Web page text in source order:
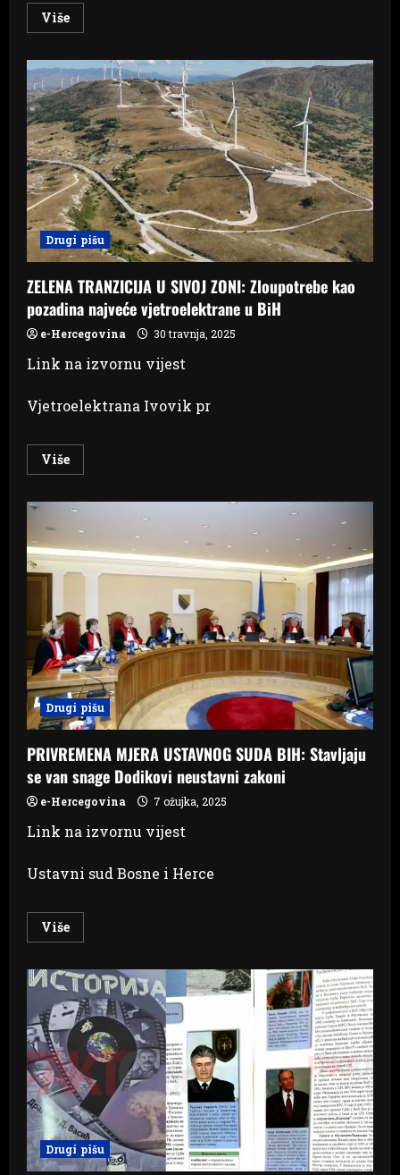
VišeRead
more
Dodik
zatražio
privremenu
zabranu
izvršenja
presude
Drugi pišu
ZELENA TRANZICIJA U SIVOJ ZONI: Zloupotrebe kao
pozadina najveće vjetroelektrane u BiH
e-Hercegovina 30 travnja, 2025
Link na izvornu vijest
Vjetroelektrana Ivovik pr
VišeRead
more
TRANZICIJA
SIVOJ
ZONI:
Zloupotrebe
kao
vjetroelektrane
u
BiH
Drugi pišu
PRIVREMENA MJERA USTAVNOG SUDA BIH: Stavljaju
se van snage Dodikovi neustavni zakoni
e-Hercegovina 7 ožujka, 2025
Link na izvornu vijest
Ustavni sud Bosne i Herce
VišeRead
more
MJERA
USTAVNOG
SUDA
BIH:
Stavljaju
se
van
snage
Dodikovi
neustavni
zakoni
Drugi pišu